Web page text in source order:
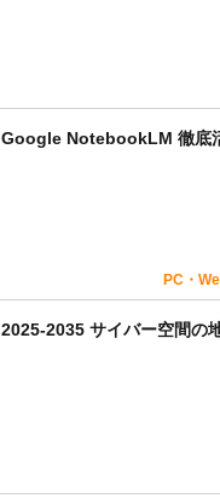
Google NotebookLM 徹底
PC・
2025-2035 サイバー空間の